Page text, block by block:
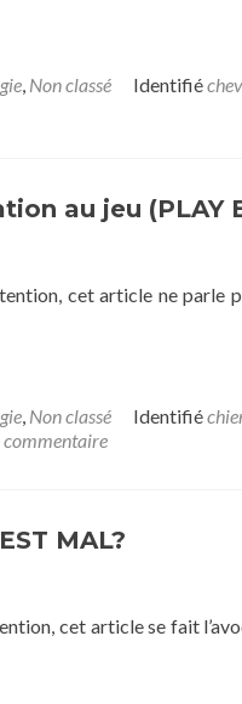
, Non classé Identifié
au jeu (PLAY
cet article ne parle
, Non classé Identifié
commentaire
MAL?
cet article se fait